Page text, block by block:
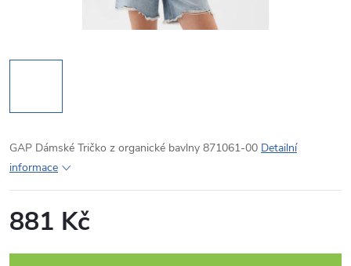
GAP Dámské Tričko z organické bavlny 871061-00 Detailní
informace
881 Kč